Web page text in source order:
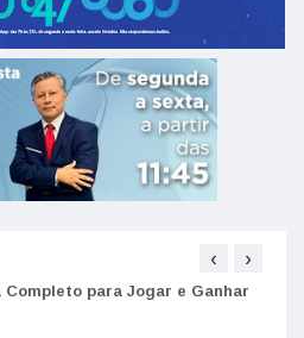
para Jogar e Ganhar
‹ ›